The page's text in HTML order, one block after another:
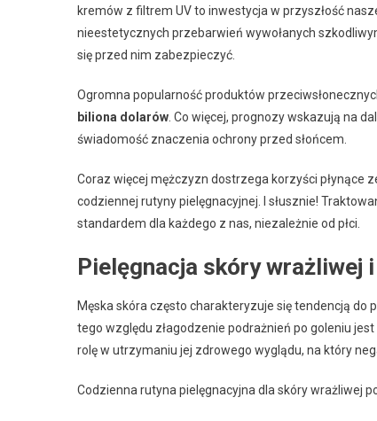
kremów z filtrem UV to inwestycja w przyszłość
nieestetycznych przebarwień wywołanych
się przed nim zabezpieczyć.
Ogromna popularność produktów
biliona dolarów . Co więcej, prognozy wskazują na
świadomość znaczenia ochrony przed słońcem.
Coraz więcej mężczyzn dostrzega korzyści płynące
codziennej rutyny pielęgnacyjnej. I słusznie!
standardem dla każdego z nas, niezależnie od płci.
Pielęgnacja skóry
Męska skóra często charakteryzuje się tendencją
tego względu złagodzenie podrażnień po goleniu
rolę w utrzymaniu jej zdrowego wyglądu, na który
Codzienna rutyna pielęgnacyjna dla skóry wrażliwej